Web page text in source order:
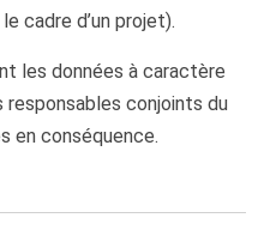
cadre d’un projet).
les données à caractère
conjoints du
en conséquence.